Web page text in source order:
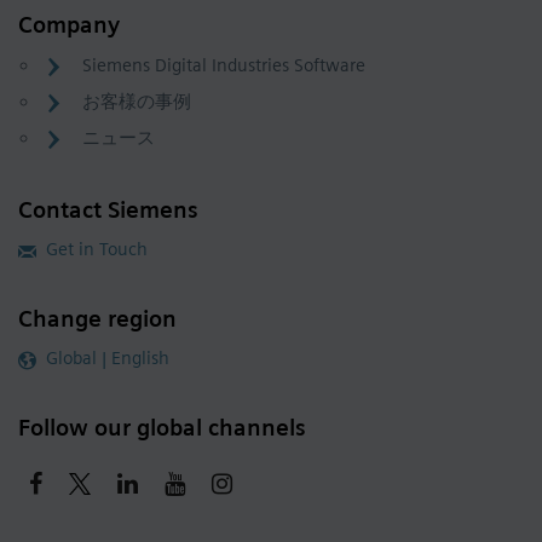
Company
Siemens Digital Industries Software
お客様の事例
ニュース
Contact Siemens
Get in Touch
Change region
Global | English
Follow our global channels